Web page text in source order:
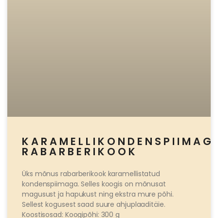
RABARBERIKOOK
Üks mõnus rabarberikook karamellistatud
kondenspiimaga. Selles koogis on mõnusat
magusust ja hapukust ning ekstra mure põhi.
Sellest kogusest saad suure ahjuplaaditäie.
Koostisosad: Koogipõhi: 300 g